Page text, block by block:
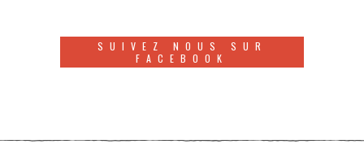
SUIVEZ NOUS SUR
FACEBOOK